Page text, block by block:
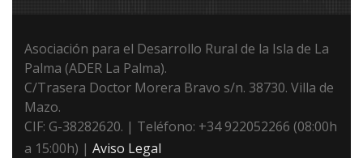
Asociación para el Desarrollo Rural de la Isla de La
Palma (ADER La Palma).
C/Trasera Doctor Morera Bravo s/n. 38730. Villa de
Mazo.
CIF: G-38282620. | Teléfono: +34 922052266 (08:00h
a 15:00h) | Aviso Legal